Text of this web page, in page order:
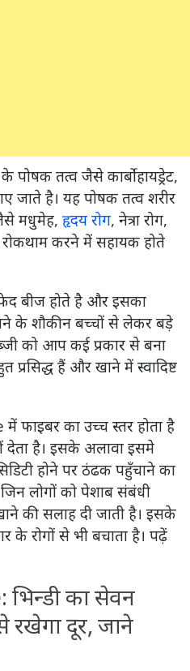
तत्व जैसे कार्बोहायड्रेट,
जाते है। यह पोषक तत्व शरीर
मधुमेह, हृदय रोग, नेत्रा रोग,
करने में सहायक होते
बीज होते है और इसका
के शौकीन बच्चों से लेकर बड़े
को आप कई प्रकार से बना
हैं और खाने में स्वादिष्ट
का उच्च स्तर होता है
देता है। इसके अलावा इसमे
होने पर ठंढक पहुँचाने का
लोगों को पेशाब संबंधी
की सलाह दी जाती है। इसके
के रोगों से भी बचाता है। पढ़ें
का सेवन
रखेगा दूर, जाने